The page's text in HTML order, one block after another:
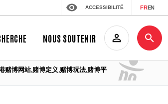
ACCESSIBILITÉ FREN
NOUS SOUTENIR
港赌博网站,赌博定义,赌博玩法,赌博平